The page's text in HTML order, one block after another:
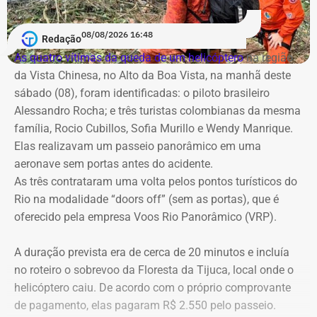
Além disso, o tribunal apura possível desrespeito à
lealdade institucional, uma vez que o contrato de R$ 100
milhões foi assinado no mesmo dia em que o TCE emitira
cautelar para suspender a licitação. O próprio secretário
Valber Rodrigues Januário, que assina o novo aditivo de
R$ 16,9 milhões publicado esta semana, foi notificado a
apresentar defesa no processo do TCE.
Diferença de processos
Vale ressaltar que, diferentemente da Concorrência nº
041/2025 que foi objeto de determinação de anulação
pelo TCE, o aditivo recém-publicado é referente a um
procedimento licitatório anterior: a Concorrência SRP nº
036/2022.
Ainda que se trate de licitações distintas, a manutenção
A cobertura será realizada em uma operação integrada
com a Band Rio, a BandNews FM Rio e as plataformas
digitais do grupo, acompanhando desde os momentos
que antecedem o debate até a transmissão ao vivo.
Com tradição na realização de debates eleitorais, a Band
promove o encontro como um espaço para o confronto
de ideias e para que os eleitores conheçam as propostas
dos candidatos. A mediação será da jornalista Adriana
Araújo.
Como vai ser o debate
O formato do debate consiste em três blocos de
perguntas e respostas, confrontos diretos entre os
participantes e espaço para considerações finais.
Redação08/08/2026 16:48
As quatro vítimas da queda de um helicópterona região
da Vista Chinesa, no Alto da Boa Vista, na manhã deste
sábado (08), foram identificadas: o piloto brasileiro
Alessandro Rocha; e três turistas colombianas da mesma
família, Rocio Cubillos, Sofia Murillo e Wendy Manrique.
Elas realizavam um passeio panorâmico em uma
aeronave sem portas antes do acidente.
As três contrataram uma volta pelos pontos turísticos do
Rio na modalidade “doors off” (sem as portas), que é
oferecido pela empresa Voos Rio Panorâmico (VRP).
A duração prevista era de cerca de 20 minutos e incluía
no roteiro o sobrevoo da Floresta da Tijuca, local onde o
helicóptero caiu. De acordo com o próprio comprovante
de pagamento, elas pagaram R$ 2.550 pelo passeio.